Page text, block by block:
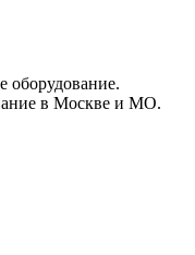
оборудование.
в Москве и МО.